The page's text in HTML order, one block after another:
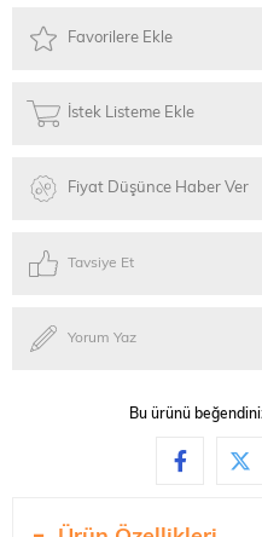
Favorilere Ekle
İstek Listeme Ekle
Fiyat Düşünce Haber Ver
Tavsiye Et
Yorum Yaz
Bu ürünü